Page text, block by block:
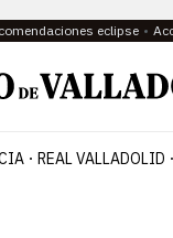
eclipse
REAL VALLADOLID